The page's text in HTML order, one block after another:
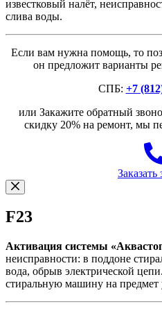
известковый налёт,
слива воды.
Если вам нужна помощь, то
он предложит варианты
СПБ: +7
или Закажите обратный
скидку 20% на ремонт, мы
Заказать
F23
Активация системы
неисправности: в поддоне
вода, обрыв электрической
стиральную машину на предмет